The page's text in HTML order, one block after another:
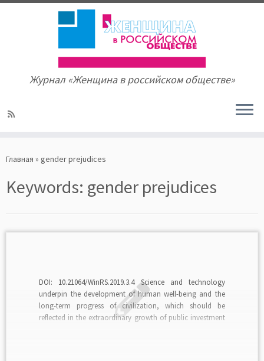
to
Журнал «Женщина в российском обществе»
Главная » gender prejudices
Keywords: gender prejudices
DOI: 10.21064/WinRS.2019.3.4 Science and technology
underpin the development of human well-being and the
long-term progress of civilization, which should be
reflected in the extraordinary growth of public investment